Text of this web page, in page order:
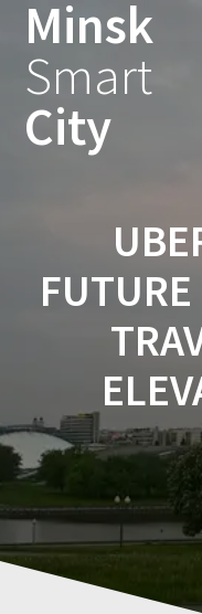
Minsk
Smart
City